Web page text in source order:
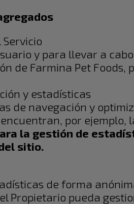
s
y para llevar a
de Farmina Pet Foods,
y estadísticas
de navegación y
por ejemplo,
la gestión de
sitio.
de forma
Propietario pueda